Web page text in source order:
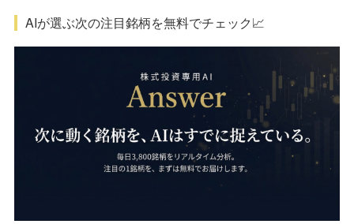
AIが選ぶ次の注目銘柄を無料でチェック📈